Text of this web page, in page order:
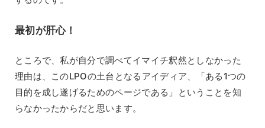
最初が肝心！
ところで、私が自分で調べてイマイチ釈然としなかった
理由は、このLPOの土台となるアイディア、「ある1つの
目的を成し遂げるためのページである」ということを知
らなかったからだと思います。